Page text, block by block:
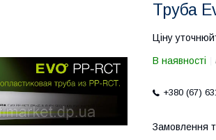
Труба
Ціну
В наявності
+380 (67)
Замовлення